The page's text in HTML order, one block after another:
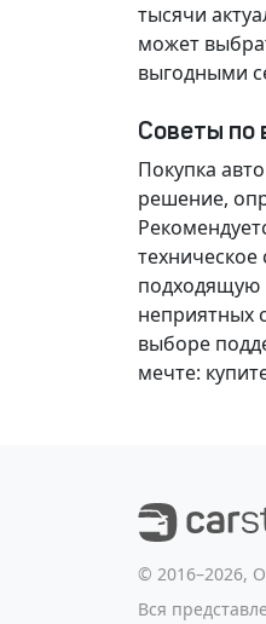
тысячи
может
выгодными
Советы по
Покупка
решение,
подходящую
неприятных
выборе
мечте:
©️ 2016–2026,
Вся